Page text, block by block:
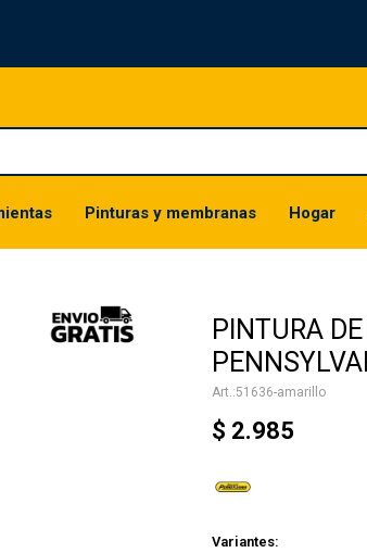
Pinturas y membranas Hogar
PINTURA
51636-amarillo
$ 2.985
Variantes: